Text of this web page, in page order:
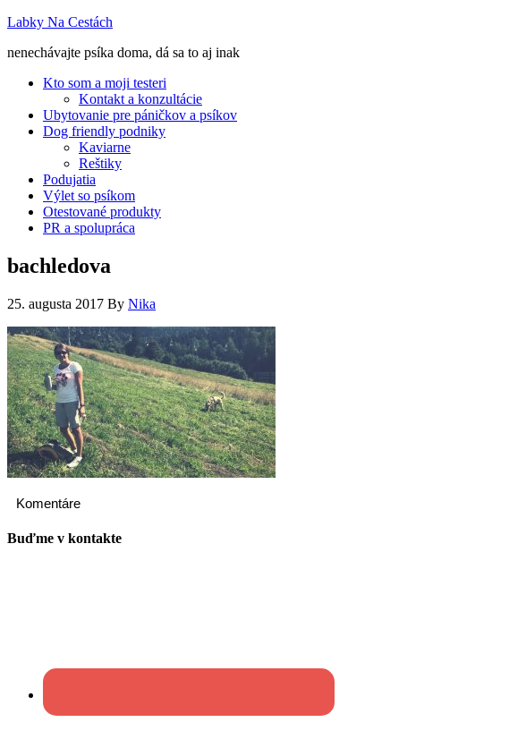
Labky Na Cestách
nenechávajte psíka doma, dá sa to aj inak
Kto som a moji testeri
Kontakt a konzultácie
Ubytovanie pre páničkov a psíkov
Dog friendly podniky
Kaviarne
Reštiky
Podujatia
Výlet so psíkom
Otestované produkty
PR a spolupráca
bachledova
25. augusta 2017 By Nika
Komentáre
Buďme v kontakte